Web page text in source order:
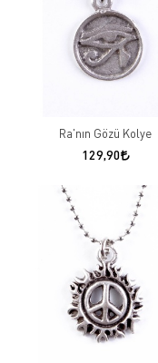
Ra'nın Gözü Kolye
129,90